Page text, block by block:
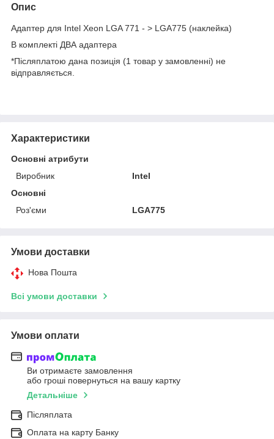
Опис
Адаптер для Intel Xeon LGA 771 - > LGA775 (наклейка)
В комплекті ДВА адаптера
*Післяплатою дана позиція (1 товар у замовленні) не
відправляється.
Характеристики
Основні атрибути
Виробник
Intel
Основні
Роз'єми
LGA775
Умови доставки
Нова Пошта
Всі умови доставки
Умови оплати
Ви отримаєте замовлення
або гроші повернуться на вашу картку
Детальніше
Післяплата
Оплата на карту Банку